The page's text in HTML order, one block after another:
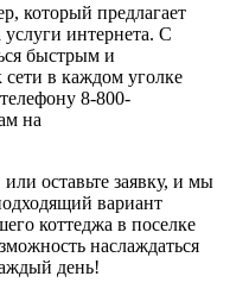
который предлагает
интернета. С
быстрым и
в каждом уголке
8-800-
на
оставьте заявку, и мы
вариант
коттеджа в поселке
наслаждаться
день!